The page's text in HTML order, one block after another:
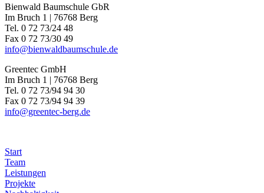
Bienwald Baumschule GbR
Im Bruch 1 | 76768 Berg
Tel. 0 72 73/24 48
Fax 0 72 73/30 49
info@bienwaldbaumschule.de
Greentec GmbH
Im Bruch 1 | 76768 Berg
Tel. 0 72 73/94 94 30
Fax 0 72 73/94 94 39
info@greentec-berg.de
Start
Team
Leistungen
Projekte